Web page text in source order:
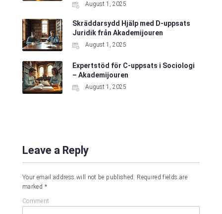
August 1, 2025
Skräddarsydd Hjälp med D-uppsats
Juridik från Akademijouren
August 1, 2025
Expertstöd för C-uppsats i Sociologi
– Akademijouren
August 1, 2025
Leave a Reply
Your email address will not be published.
Required fields are
marked *
Comment